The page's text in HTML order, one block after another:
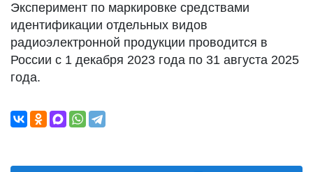
Эксперимент по маркировке средствами
идентификации отдельных видов
радиоэлектронной продукции проводится в
России с 1 декабря 2023 года по 31 августа 2025
года.